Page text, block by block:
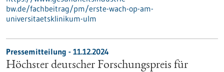
bw.de/fachbeitrag/pm/erste-wach-op-am-
universitaetsklinikum-ulm
Pressemitteilung - 11.12.2024
Höchster deutscher Forschungspreis für